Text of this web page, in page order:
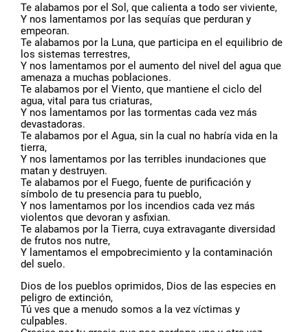
Te alabamos por el Sol, que calienta a todo ser viviente,
Y nos lamentamos por las sequías que perduran y
empeoran.
Te alabamos por la Luna, que participa en el equilibrio de
los sistemas terrestres,
Y nos lamentamos por el aumento del nivel del agua que
amenaza a muchas poblaciones.
Te alabamos por el Viento, que mantiene el ciclo del
agua, vital para tus criaturas,
Y nos lamentamos por las tormentas cada vez más
devastadoras.
Te alabamos por el Agua, sin la cual no habría vida en la
tierra,
Y nos lamentamos por las terribles inundaciones que
matan y destruyen.
Te alabamos por el Fuego, fuente de purificación y
símbolo de tu presencia para tu pueblo,
Y nos lamentamos por los incendios cada vez más
violentos que devoran y asfixian.
Te alabamos por la Tierra, cuya extravagante diversidad
de frutos nos nutre,
Y lamentamos el empobrecimiento y la contaminación
del suelo.
Dios de los pueblos oprimidos, Dios de las especies en
peligro de extinción,
Tú ves que a menudo somos a la vez víctimas y
culpables.